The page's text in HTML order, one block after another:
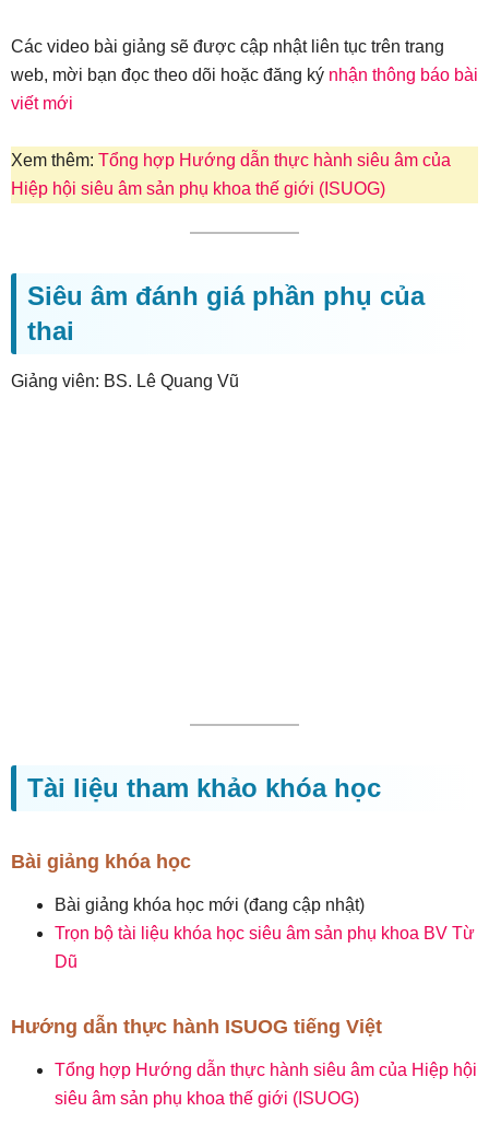
Các video bài giảng sẽ được cập nhật liên tục trên trang
web, mời bạn đọc theo dõi hoặc đăng ký nhận thông báo bài
viết mới
Xem thêm: Tổng hợp Hướng dẫn thực hành siêu âm của
Hiệp hội siêu âm sản phụ khoa thế giới (ISUOG)
Siêu âm đánh giá phần phụ của
thai
Giảng viên: BS. Lê Quang Vũ
Tài liệu tham khảo khóa học
Bài giảng khóa học
Bài giảng khóa học mới (đang cập nhật)
Trọn bộ tài liệu khóa học siêu âm sản phụ khoa BV Từ
Dũ
Hướng dẫn thực hành ISUOG tiếng Việt
Tổng hợp Hướng dẫn thực hành siêu âm của Hiệp hội
siêu âm sản phụ khoa thế giới (ISUOG)